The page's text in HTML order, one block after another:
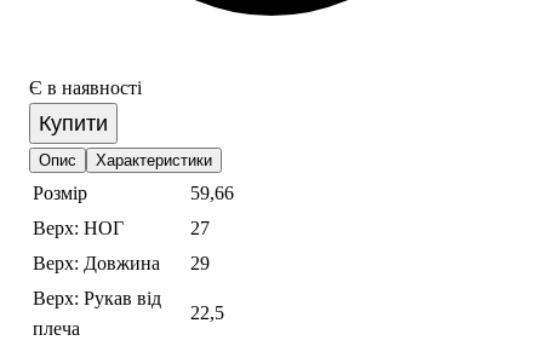
Є в наявності
Купити
Опис Характеристики
Розмір
59,66
Верх: НОГ
27
Верх: Довжина
29
Верх: Рукав від
плеча
22,5